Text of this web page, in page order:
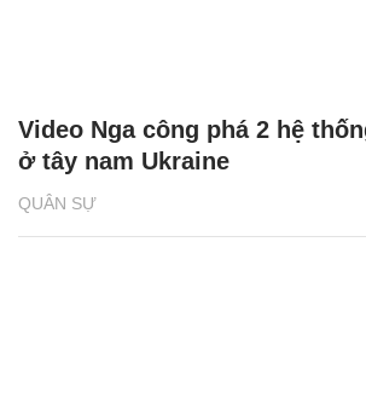
QUÂN SỰ
Video Nga công phá 2 hệ
ở tây nam Ukraine